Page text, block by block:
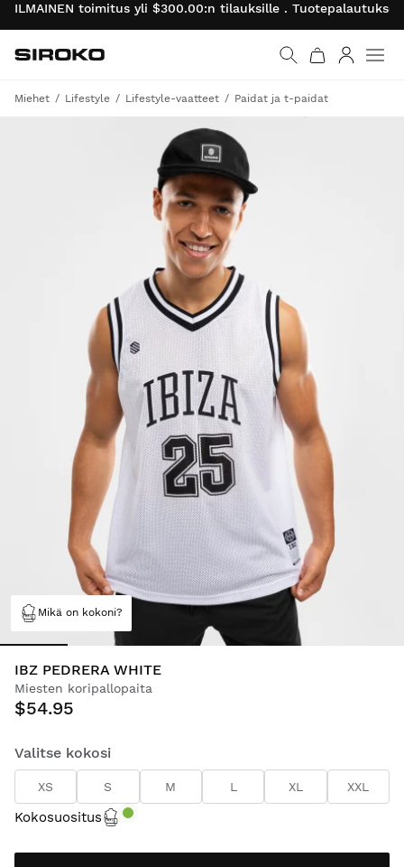
ILMAINEN toimitus yli $300.00:n tilauksille .
Palaa aloitussivulle
Siroko.com
Miehet Lifestyle Lifestyle-vaatteet Paidat ja t-paidat
Mikä on kokoni?
IBZ PEDRERA WHITE
Miesten koripallopaita
$54.95
Valitse kokosi
XS S M L XL XXL
Kokosuositus